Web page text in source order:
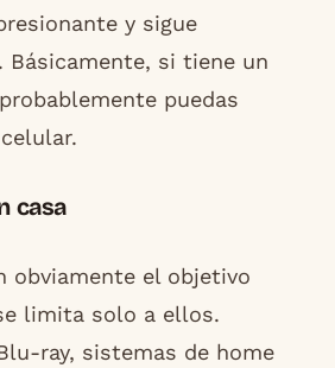
y sigue
Básicamente, si tiene un
puedas
casa
obviamente el objetivo
limita solo a ellos.
ray, sistemas de home